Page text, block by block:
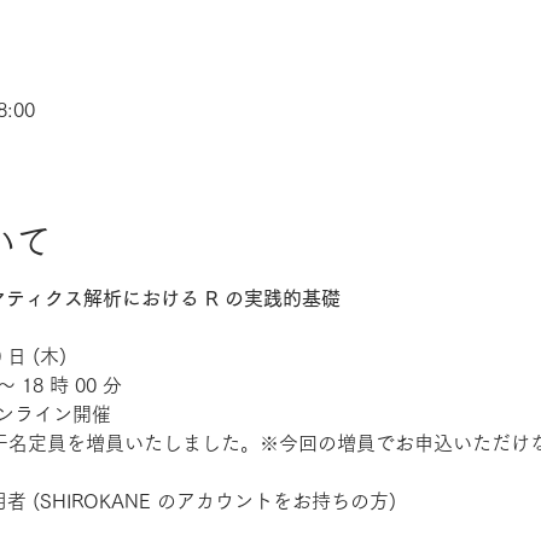
て
ィクス解析における R の実践的基礎
日 (木)
18 時 00 分
ライン開催
定員を増員いたしました。※今回の増員でお申込いただけ
(SHIROKANE のアカウントをお持ちの方)